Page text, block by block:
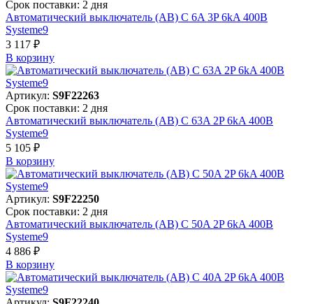
Срок поставки: 2 дня
Автоматический выключатель (АВ) C 6A 3P 6kA 400В
Systeme9
3 117 ₽
В корзинy
Артикул: S9F22263
Срок поставки: 2 дня
Автоматический выключатель (АВ) C 63A 2P 6kA 400В
Systeme9
5 105 ₽
В корзинy
Артикул: S9F22250
Срок поставки: 2 дня
Автоматический выключатель (АВ) C 50A 2P 6kA 400В
Systeme9
4 886 ₽
В корзинy